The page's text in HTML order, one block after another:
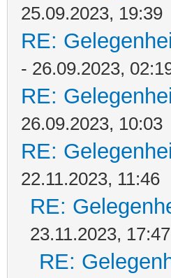
25.09.2023, 19:39
RE:
- 26.09.2023,
RE:
26.09.2023, 10:03
RE:
22.11.2023, 11:46
RE:
23.11.2023, 17:47
RE: